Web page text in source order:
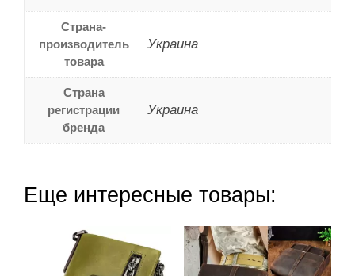
Страна-
производитель
товара
Украина
Страна
регистрации
бренда
Украина
Еще интересные товары: